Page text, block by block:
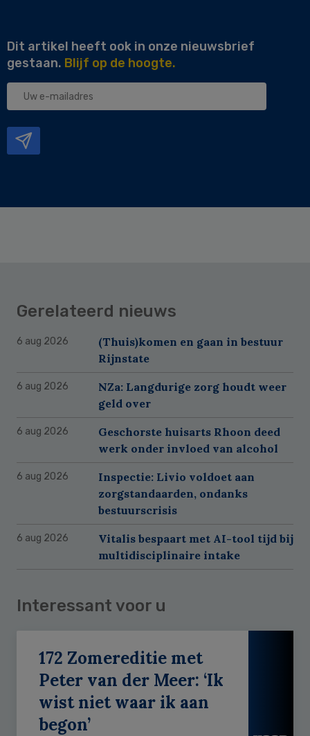
Dit artikel heeft ook in onze nieuwsbrief
gestaan. Blijf op de hoogte.
Uw
Gerelateerd nieuws
6 aug 2026
(Thuis)komen en gaan in bestuur
Rijnstate
6 aug 2026
NZa: Langdurige zorg houdt weer
geld over
6 aug 2026
Geschorste huisarts Rhoon deed
werk onder invloed van alcohol
6 aug 2026
Inspectie: Livio voldoet aan
zorgstandaarden, ondanks
bestuurscrisis
6 aug 2026
Vitalis bespaart met AI-tool tijd bij
multidisciplinaire intake
Interessant voor u
172 Zomereditie met
Peter van der Meer: ‘Ik
wist niet waar ik aan
begon’